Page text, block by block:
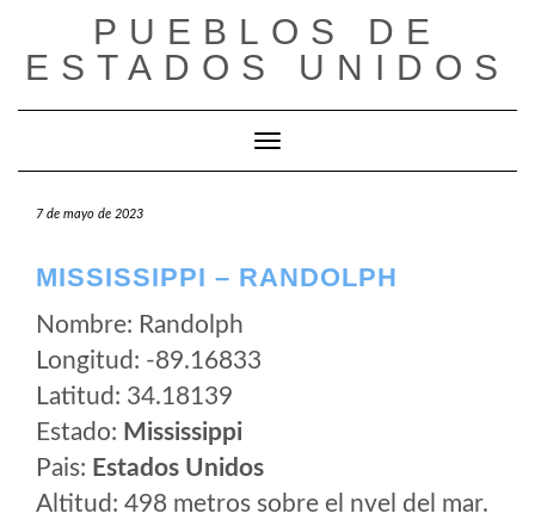
contenido
PUEBLOS DE
ESTADOS UNIDOS
Cambiar modo de navegación
7 de mayo de 2023
MISSISSIPPI – RANDOLPH
Nombre: Randolph
Longitud: -89.16833
Latitud: 34.18139
Estado: Mississippi
Pais: Estados Unidos
Altitud: 498 metros sobre el nvel del mar.